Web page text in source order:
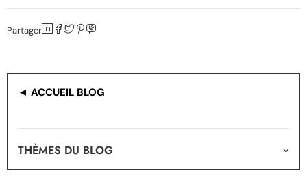
Partager
◄ ACCUEIL BLOG
THÈMES DU BLOG